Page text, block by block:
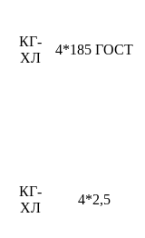
КГ-
ХЛ
4*185 ГОСТ
КГ-
ХЛ
4*2,5